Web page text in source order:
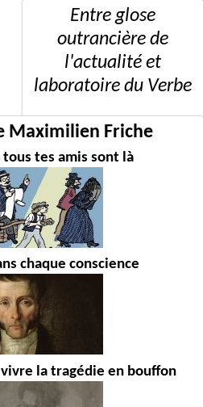
Entre glose
outrancière de
l'actualité et
laboratoire du Verbe
Maximilien Friche
tous tes amis sont là
chaque conscience
la tragédie en bouffon